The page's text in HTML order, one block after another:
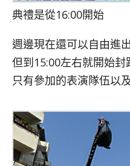
典禮是從16:00開始
週邊現在還可以自由進
但到15:00左右就開始封
只有參加的表演隊伍以